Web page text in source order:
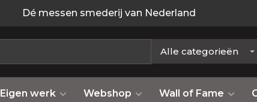
Dé messen smederij van Nederland
Alle categorieën
Eigen werk Webshop Wall of Fame